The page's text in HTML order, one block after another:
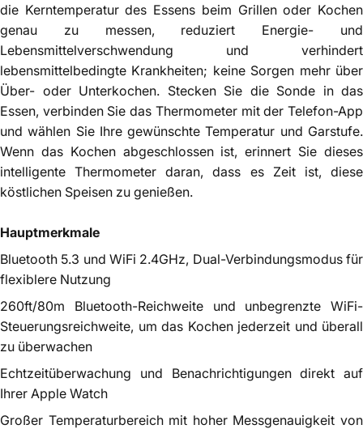
die Kerntemperatur des Essens beim Grillen oder Kochen
genau zu messen, reduziert Energie- und
Lebensmittelverschwendung und verhindert
lebensmittelbedingte Krankheiten; keine Sorgen mehr über
Über- oder Unterkochen. Stecken Sie die Sonde in das
Essen, verbinden Sie das Thermometer mit der Telefon-App
und wählen Sie Ihre gewünschte Temperatur und Garstufe.
Wenn das Kochen abgeschlossen ist, erinnert Sie dieses
intelligente Thermometer daran, dass es Zeit ist, diese
köstlichen Speisen zu genießen.
Hauptmerkmale
Bluetooth 5.3 und WiFi 2.4GHz, Dual-Verbindungsmodus für
flexiblere Nutzung
260ft/80m Bluetooth-Reichweite und unbegrenzte WiFi-
Steuerungsreichweite, um das Kochen jederzeit und überall
zu überwachen
Echtzeitüberwachung und Benachrichtigungen direkt auf
Ihrer Apple Watch
Großer Temperaturbereich mit hoher Messgenauigkeit von